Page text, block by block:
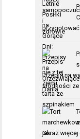
przygotować
Przepis na
słodkości ze
Coraz